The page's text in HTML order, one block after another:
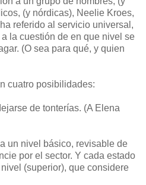
(y nórdicas), Neelie Kroes,
referido al servicio universal,
la cuestión de en que nivel se
(O sea para qué, y quien
cuatro posibilidades:
de tonterías. (A Elena
un nivel básico, revisable de
por el sector. Y cada estado
(superior), que considere